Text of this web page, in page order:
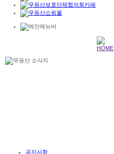
공지사항
HOME